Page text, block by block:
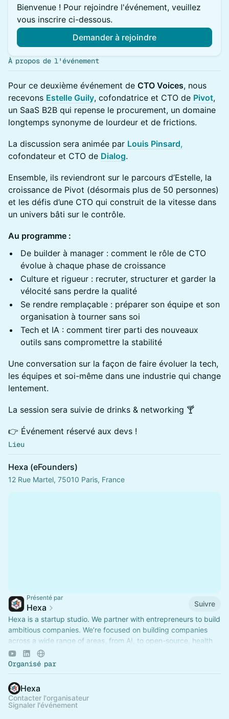
Bienvenue ! Pour rejoindre l'événement, veuillez
vous inscrire ci-dessous.
Demander à rejoindre
À propos de l'événement
Pour ce deuxième événement de CTO Voices, nous
recevons Estelle Guily, cofondatrice et CTO de Pivot,
un SaaS B2B qui repense le procurement, un domaine
longtemps synonyme de lourdeur et de frictions.
La discussion sera animée par Louis Pinsard,
cofondateur et CTO de Dialog.
Ensemble, ils reviendront sur le parcours d’Estelle, la
croissance de Pivot (désormais plus de 50 personnes)
et les défis d’une CTO qui construit de la vitesse dans
un univers bâti sur le contrôle.
Au programme :
De builder à manager : comment le rôle de CTO
évolue à chaque phase de croissance
Culture et rigueur : recruter, structurer et garder la
vélocité sans perdre la qualité
Se rendre remplaçable : préparer son équipe et son
organisation à tourner sans soi
Tech et IA : comment tirer parti des nouveaux
outils sans compromettre la stabilité
Une conversation sur la façon de faire évoluer la tech,
les équipes et soi-même dans une industrie qui change
lentement.
La session sera suivie de drinks & networking 🍸
👉 Événement réservé aux devs !
Lieu
Hexa (eFounders)
12 Rue Martel, 75010 Paris, France
Présenté par
Hexa
Suivre
Hexa is a startup studio. We partner with entrepreneurs to build
ambitious companies. We’re focused on building companies
across a wide range of areas, from AI, to open-source, health
and much more.
Organisé par
Hexa
Contacter l'organisateur
Signaler l'événement